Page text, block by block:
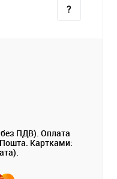
без ПДВ). Оплата
Картками: